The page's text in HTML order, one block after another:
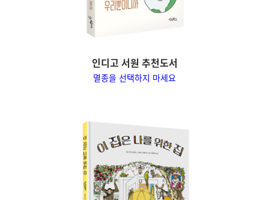
인디고 서원 추천도서
멸종을 선택하지 마세요